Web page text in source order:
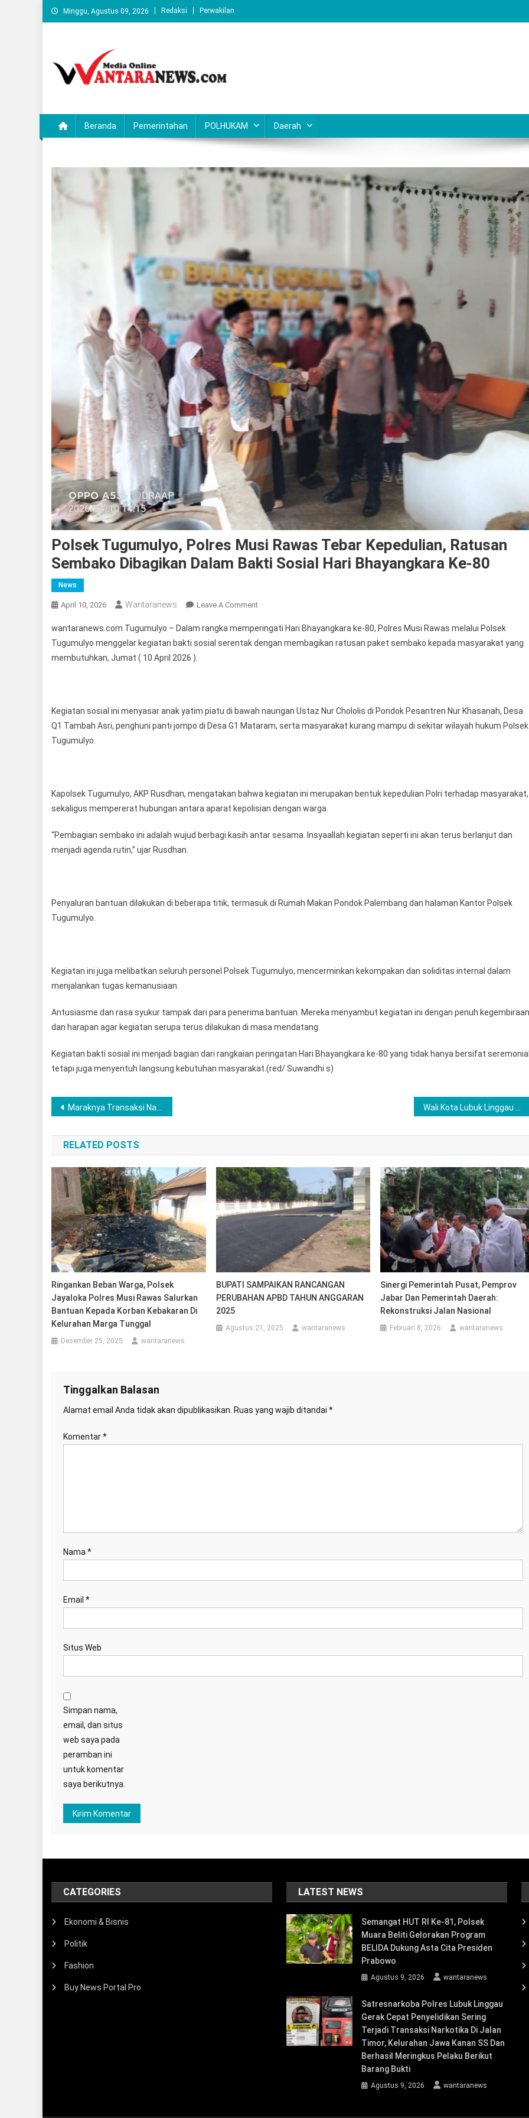
Skip
to
Minggu, Agustus 09, 2026 Redaksi Perwakilan
Beranda Pemerintahan POLHUKAM Daerah
Polsek Tugumulyo, Polres Musi Rawas Tebar Kepedulian, Ratusan
Sembako Dibagikan Dalam Bakti Sosial Hari Bhayangkara Ke-80
News
April 10, 2026 Wantaranews Leave A CommentOn
Tugumulyo,
Polres
Ratusan
Sembako
Hari
Bhayangkara
80
wantaranews.com Tugumulyo – Dalam rangka memperingati Hari Bhayangkara ke-80, Polres Musi Rawas melalui Polsek
Tugumulyo menggelar kegiatan bakti sosial serentak dengan membagikan ratusan paket sembako kepada masyarakat yang
membutuhkan, Jumat ( 10 April 2026 ).
Kegiatan sosial ini menyasar anak yatim piatu di bawah naungan Ustaz Nur Chololis di Pondok Pesantren Nur Khasanah, Desa
Q1 Tambah Asri, penghuni panti jompo di Desa G1 Mataram, serta masyarakat kurang mampu di sekitar wilayah hukum Polsek
Tugumulyo.
Kapolsek Tugumulyo, AKP Rusdhan, mengatakan bahwa kegiatan ini merupakan bentuk kepedulian Polri terhadap masyarakat,
sekaligus mempererat hubungan antara aparat kepolisian dengan warga.
“Pembagian sembako ini adalah wujud berbagi kasih antar sesama. Insyaallah kegiatan seperti ini akan terus berlanjut dan
menjadi agenda rutin,” ujar Rusdhan.
Penyaluran bantuan dilakukan di beberapa titik, termasuk di Rumah Makan Pondok Palembang dan halaman Kantor Polsek
Tugumulyo.
Kegiatan ini juga melibatkan seluruh personel Polsek Tugumulyo, mencerminkan kekompakan dan soliditas internal dalam
menjalankan tugas kemanusiaan.
Antusiasme dan rasa syukur tampak dari para penerima bantuan. Mereka menyambut kegiatan ini dengan penuh kegembiraan
dan harapan agar kegiatan serupa terus dilakukan di masa mendatang.
Kegiatan bakti sosial ini menjadi bagian dari rangkaian peringatan Hari Bhayangkara ke-80 yang tidak hanya bersifat
tetapi juga menyentuh langsung kebutuhan masyarakat.(red/ Suwandhi s)
Navigasi
pos
Maraknya Transaksi Narkoba di wilayah Hukumnya, Satresnarkoba Dengan Sigap Oleh Laporan Masyarakat Seorang Pemuda Berhasil Ditangkap Wali Kota Lubuk Linggau Beraudiensi dengan Direktur PT SMI
RELATED POSTS
Ringankan Beban Warga, Polsek
Jayaloka Polres Musi Rawas Salurkan
Bantuan Kepada Korban Kebakaran Di
Kelurahan Marga Tunggal
Desember 25, 2025 wantaranews
BUPATI SAMPAIKAN RANCANGAN
PERUBAHAN APBD TAHUN ANGGARAN
2025
Agustus 21, 2025 wantaranews
Sinergi Pemerintah Pusat, Pemprov
Jabar Dan Pemerintah Daerah:
Rekonstruksi Jalan Nasional
Februari 8, 2026 wantaranews
Tinggalkan Balasan
Alamat email Anda tidak akan dipublikasikan. Ruas yang wajib ditandai *
Komentar*
Nama *
Email *
Situs Web
Simpan nama,
email, dan situs
web saya pada
peramban ini
untuk komentar
saya berikutnya.
CATEGORIES
Ekonomi & Bisnis
Politik
Fashion
Buy News Portal Pro
LATEST NEWS
Semangat HUT RI Ke-81, Polsek
Muara Beliti Gelorakan Program
BELIDA Dukung Asta Cita Presiden
Prabowo
Agustus 9, 2026 wantaranews
Satresnarkoba Polres Lubuk Linggau
Gerak Cepat Penyelidikan Sering
Terjadi Transaksi Narkotika Di Jalan
Timor, Kelurahan Jawa Kanan SS Dan
Berhasil Meringkus Pelaku Berikut
Barang Bukti
Agustus 9, 2026 wantaranews